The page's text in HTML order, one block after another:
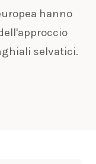
hanno
selvatici.